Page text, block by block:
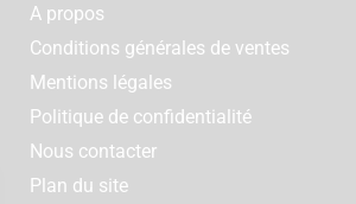
A propos
Conditions générales de ventes
Mentions légales
Politique de confidentialité
Nous contacter
Plan du site